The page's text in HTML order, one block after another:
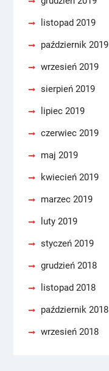
listopad 2019
październik 2019
wrzesień 2019
sierpień 2019
lipiec 2019
czerwiec 2019
maj 2019
kwiecień 2019
marzec 2019
luty 2019
styczeń 2019
grudzień 2018
listopad 2018
październik 2018
wrzesień 2018